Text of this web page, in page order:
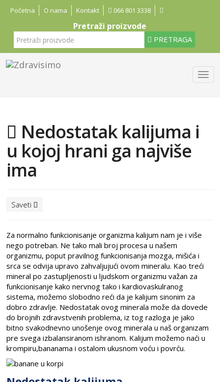
Početna O nama Kontakt 066 801 3338
Pretraži proizvode
PRETRAGA
Nedostatak kalijuma i
u kojoj hrani ga najviše
ima
Saveti
Za normalno funkcionisanje organizma kalijum nam je i više
nego potreban. Ne tako mali broj procesa u našem
organizmu, poput pravilnog funkcionisanja mozga, mišića i
srca se odvija upravo zahvaljujući ovom mineralu. Kao treći
mineral po zastupljenosti u ljudskom organizmu važan za
funkcionisanje kako nervnog tako i kardiovaskulranog
sistema, možemo slobodno reći da je kalijum sinonim za
dobro zdravlje. Nedostatak ovog minerala može da dovede
do brojnih zdravstvenih problema, iz tog razloga je jako
bitno svakodnevno unošenje ovog minerala u naš organizam
pre svega izbalansiranom ishranom. Kalijum možemo naći u
krompiru,bananama i ostalom ukusnom voću i povrću.